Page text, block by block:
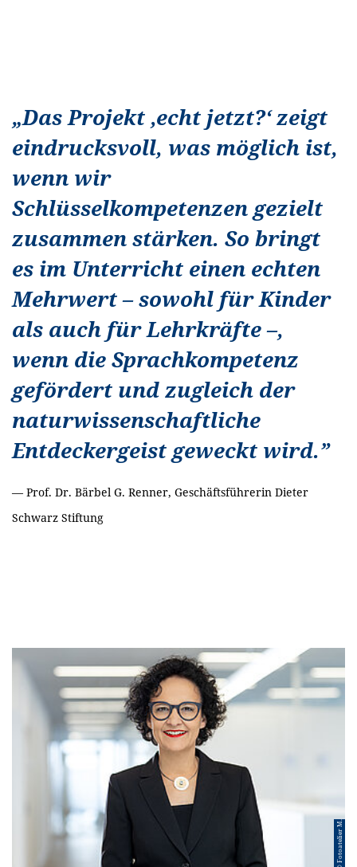
„Das Projekt ‚echt jetzt?‘ zeigt
eindrucksvoll, was möglich ist,
wenn wir
Schlüsselkompetenzen gezielt
zusammen stärken. So bringt
es im Unterricht einen echten
Mehrwert – sowohl für Kinder
als auch für Lehrkräfte –,
wenn die Sprachkompetenz
gefördert und zugleich der
naturwissenschaftliche
Entdeckergeist geweckt wird.”
— Prof. Dr. Bärbel G. Renner, Geschäftsführerin Dieter
Schwarz Stiftung
© Fotoatelier M.